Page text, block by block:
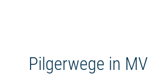
Pilgerwege in MV